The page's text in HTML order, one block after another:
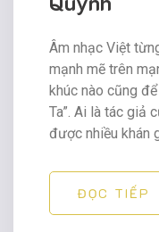
Âm nhạc Việt
mạnh mẽ trên
khúc nào cũng
Ta”. Ai là tác giả
được nhiều khán
ĐỌC TIẾP